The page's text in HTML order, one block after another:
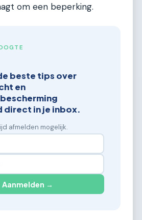
om een beperking.
beste tips over
en
direct in je inbox.
afmelden mogelijk.
Aanmelden →